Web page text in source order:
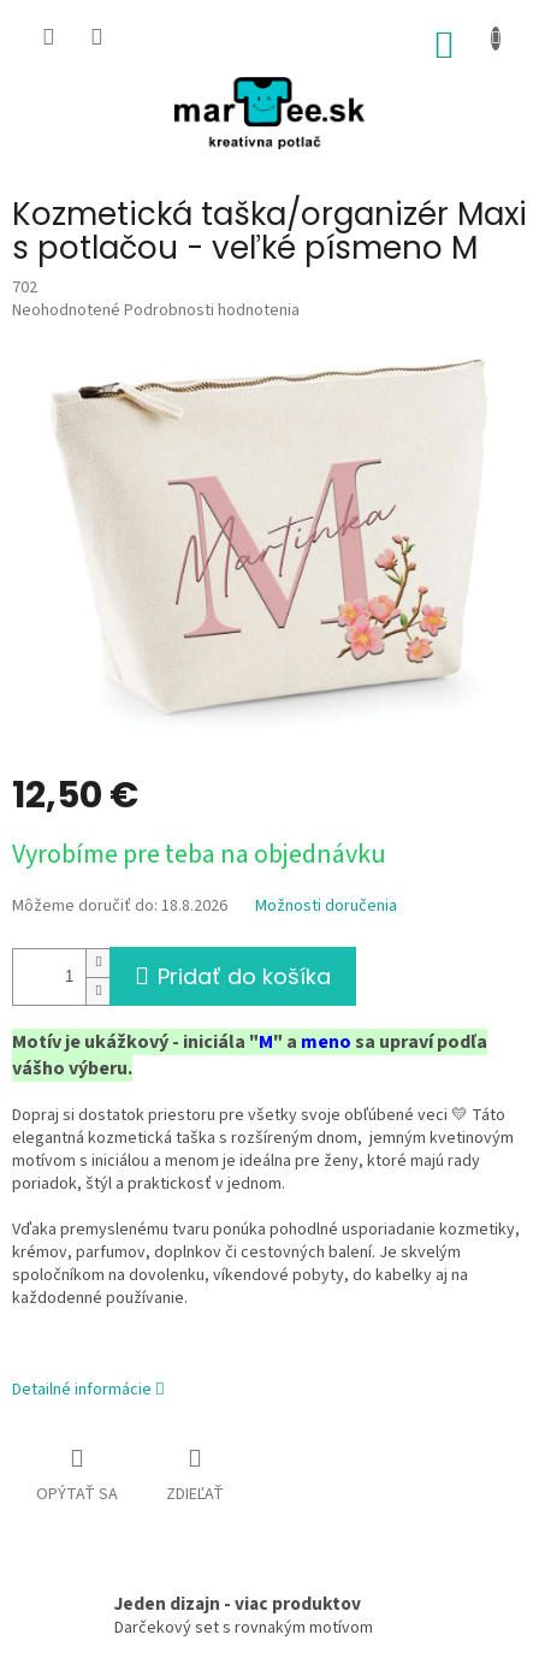
Kozmetická taška/organizér Maxi
s potlačou - veľké písmeno M
702
Priemerné
Neohodnotené Podrobnosti hodnotenia
12,50 €
cena:
Vyrobíme pre teba na objednávku
Môžeme doručiť do: 18.8.2026 Možnosti doručenia
Pridať do košíka
Motív je ukážkový - iniciála "M" a menosa upraví podľa
vášho výberu.
Dopraj si dostatok priestoru pre všetky svoje obľúbené veci 💛 Táto
elegantná kozmetická taška s rozšíreným dnom, jemným kvetinovým
motívom s iniciálou a menom je ideálna pre ženy, ktoré majú rady
poriadok, štýl a praktickosť v jednom.
Vďaka premyslenému tvaru ponúka pohodlné usporiadanie kozmetiky,
krémov, parfumov, doplnkov či cestovných balení. Je skvelým
spoločníkom na dovolenku, víkendové pobyty, do kabelky aj na
každodenné používanie.
Detailné informácie
OPÝTAŤ SA ZDIEĽAŤ
Jeden dizajn - viac produktov
Darčekový set s rovnakým motívom